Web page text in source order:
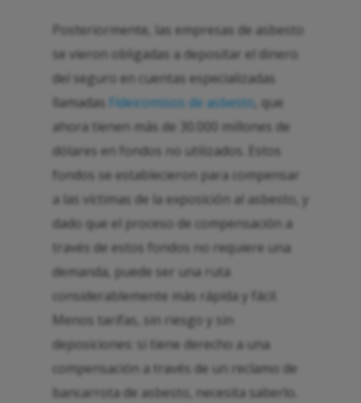
Posteriormente, las empresas de asbesto
se vieron obligadas a depositar el dinero
del seguro en cuentas especializadas
llamadas Fideicomisos de asbesto , que
ahora tienen más de 30.000 millones de
dólares en fondos no utilizados. Estos
fondos se establecieron para compensar
a las víctimas de la exposición al asbesto, y
dado que el proceso de compensación a
través de estos fondos no requiere una
demanda, puede ser una ruta
considerablemente más rápida y fácil.
Menos tarifas, sin riesgo y sin
deposiciones: si tiene derecho a una
compensación a través de un reclamo de
bancarrota de asbesto, necesita saberlo.